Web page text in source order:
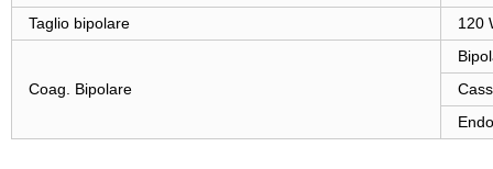
Taglio bipolare
120
Coag. Bipolare